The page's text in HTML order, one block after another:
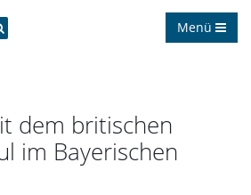
Menü
dem britischen
im Bayerischen